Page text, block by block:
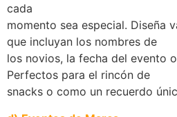
cada
momento sea especial. Diseña
que incluyan los nombres de
los novios, la fecha del evento
Perfectos para el rincón de
snacks o como un recuerdo